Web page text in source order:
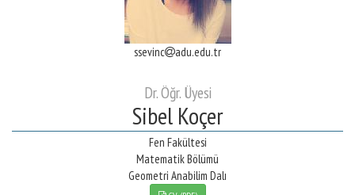
ssevinc adu.edu.tr
Dr. Öğr. Üyesi
Sibel Koçer
Fen Fakültesi
Matematik Bölümü
Geometri Anabilim Dalı